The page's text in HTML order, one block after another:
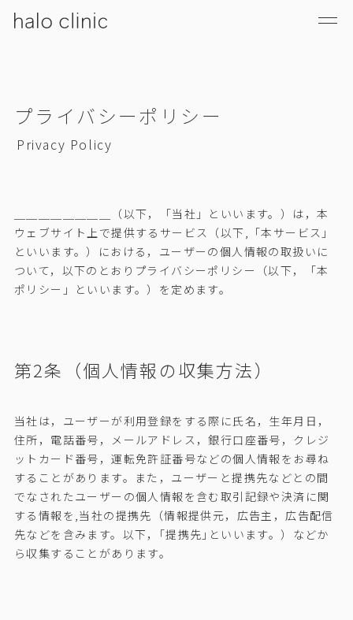
プライバシーポリシー
Privacy Policy
＿＿＿＿＿＿＿＿（以下，「当社」といいます。）は，本
ウェブサイト上で提供するサービス（以下,「本サービス」
といいます。）における，ユーザーの個人情報の取扱いに
ついて，以下のとおりプライバシーポリシー（以下，「本
ポリシー」といいます。）を定めます。
第2条（個人情報の収集方法）
当社は，ユーザーが利用登録をする際に氏名，生年月日，
住所，電話番号，メールアドレス，銀行口座番号，クレジ
ットカード番号，運転免許証番号などの個人情報をお尋ね
することがあります。また，ユーザーと提携先などとの間
でなされたユーザーの個人情報を含む取引記録や決済に関
する情報を,当社の提携先（情報提供元，広告主，広告配信
先などを含みます。以下，｢提携先｣といいます。）などか
ら収集することがあります。